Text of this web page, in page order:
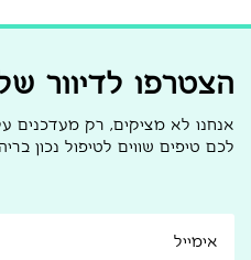
הצטרפו לדיוור
אנחנו לא מציקים, רק מעדכנים
לכם טיפים שווים לטיפול נכון